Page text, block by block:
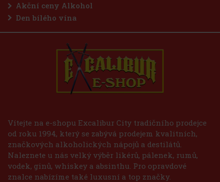
Akční ceny Alkohol
Den bílého vína
Vítejte na e-shopu Excalibur City tradičního prodejce
od roku 1994, který se zabývá prodejem kvalitních,
značkových alkoholických nápojů a destilátů.
Naleznete u nás velký výběr likérů, pálenek, rumů,
vodek, ginů, whiskey a absinthu. Pro opravdové
znalce nabízíme také luxusní a top značky.